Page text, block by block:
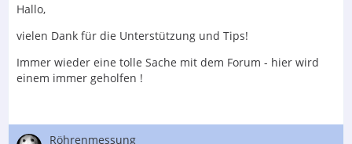
Hallo,
vielen Dank für die Unterstützung und Tips!
Immer wieder eine tolle Sache mit dem Forum - hier wird
einem immer geholfen !
Röhrenmessung